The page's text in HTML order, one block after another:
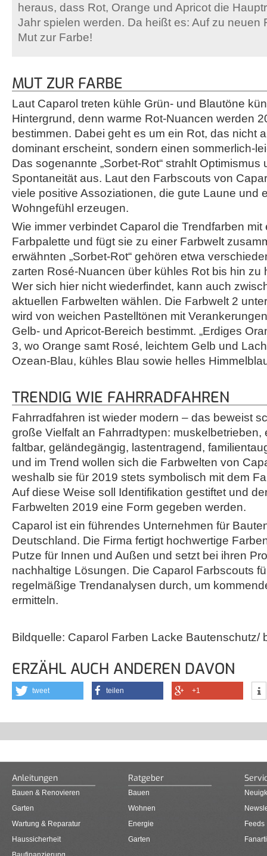
heraus, dass Rot, Orange und Apricot die
Jahr spielen werden. Da heißt es: Auf zu neuen
Mut zur Farbe!
MUT ZUR FARBE
Laut Caparol treten kühle Grün- und Blautöne
Hintergrund, denn warme Rot-Nuancen werden
bestimmen. Dabei geht es um ein Rot, das nicht
dominant erscheint, sondern einen sommerlich-
Das sogenannte „Sorbet-Rot“ strahlt Optimismus
Spontaneität aus. Laut den Farbscouts von
viele positive Assoziationen, die gute Laune und
Wohngefühl erzeugen.
Wie immer verbindet Caparol die Trendfarben mit
Farbpalette und fügt sie zu einer Farbwelt
erwähnten „Sorbet-Rot“ gehören etwa
zarten Rosé-Nuancen über kühles Rot bis hin zu
Wer sich hier nicht wiederfindet, kann auch
aktuellen Farbwelten wählen. Die Farbwelt 2
wird von weichen Pastelltönen mit
Gelb- und Apricot-Bereich bestimmt. „Erdiges
3, wo Orange samt Rosé, leichtem Gelb und
Ozean-Blau, kühles Blau sowie helles
TRENDIG WIE FAHRRADFAHREN
Fahrradfahren ist wieder modern – das beweist
große Vielfalt an Fahrradtypen: muskelbetrieben,
faltbar, geländegängig, lastentragend,
und im Trend wollen sich die Farbwelten von
weshalb sie für 2019 stets symbolisch mit dem
Auf diese Weise soll Identifikation gestiftet und
Farbwelten 2019 eine Form gegeben werden.
Caparol ist ein führendes Unternehmen für
Deutschland. Die Firma fertigt hochwertige
Putze für Innen und Außen und setzt bei ihren
nachhaltige Lösungen. Die Caparol Farbscouts
regelmäßige Trendanalysen durch, um
ermitteln.
Bildquelle: Caparol Farben Lacke Bautenschutz/
ERZÄHL AUCH ANDEREN DAVON
tweet teilen +1
Anleitungen
Bauen & Renovieren
Garten
Wartung & Reparatur
Haussicherheit
Ratgeber
Bauen
Wohnen
Energie
Garten
Feeds